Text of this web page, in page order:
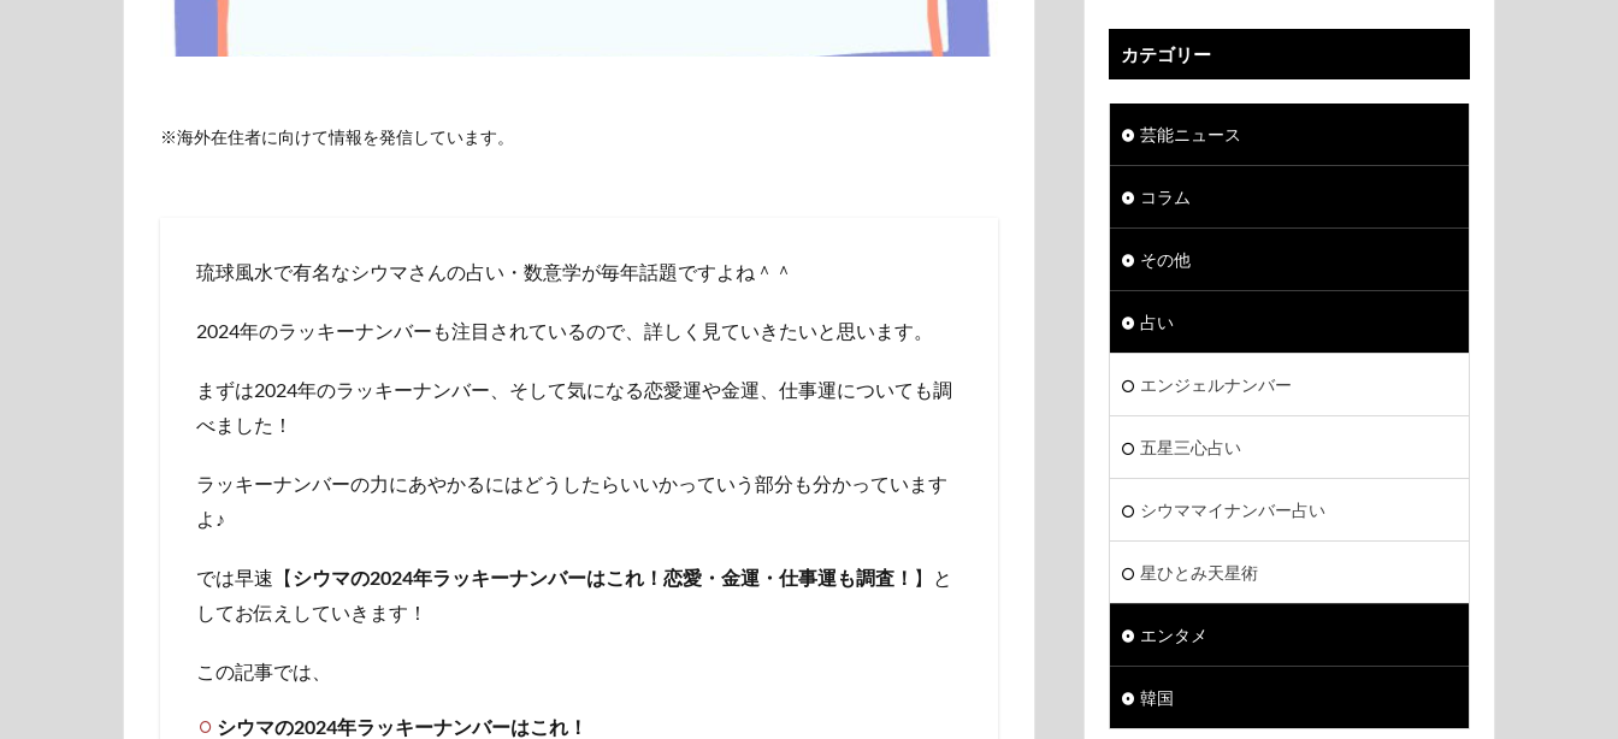
※海外在住者に向けて情報を発信しています。
琉球風水で有名なシウマさんの占い・数意学が毎年話題ですよね＾＾
2024年のラッキーナンバーも注目されているので、詳しく見ていきたいと思います。
まずは2024年のラッキーナンバー、そして気になる恋愛運や金運、仕事運についても調
べました！
ラッキーナンバーの力にあやかるにはどうしたらいいかっていう部分も分かっています
よ♪
では早速【シウマの2024年ラッキーナンバーはこれ！恋愛・金運・仕事運も調査！ 】と
してお伝えしていきます！
この記事では、
シウマの2024年ラッキーナンバーはこれ！
カテゴリー
芸能ニュース
コラム
その他
占い
エンジェルナンバー
五星三心占い
シウママイナンバー占い
星ひとみ天星術
エンタメ
韓国